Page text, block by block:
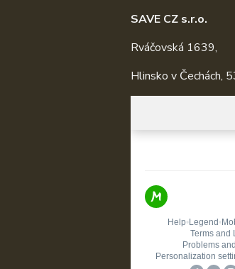
SAVE CZ s.r.o.
Rváčovská 1639,
Hlinsko v Čechách,